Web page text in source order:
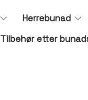
Herrebunad
Tilbehør etter